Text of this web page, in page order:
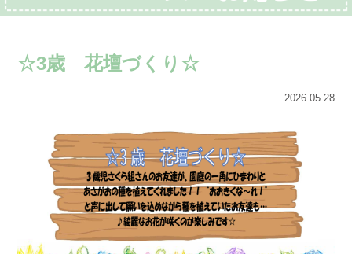
☆3歳 花壇づくり☆
2026.05.28